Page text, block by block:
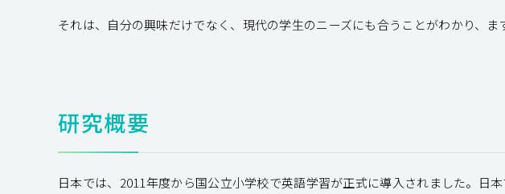
それは、自分の興味だけでなく、現代の学生のニーズにも合うことがわかり、
研究概要
日本では、2011年度から国公立小学校で英語学習が正式に導入されました。日